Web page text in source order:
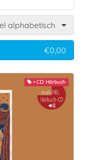
alphabetisch
€0,00
• CD: Hörbuch